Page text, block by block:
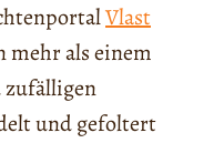
Vlast
mehr als einem
und gefoltert